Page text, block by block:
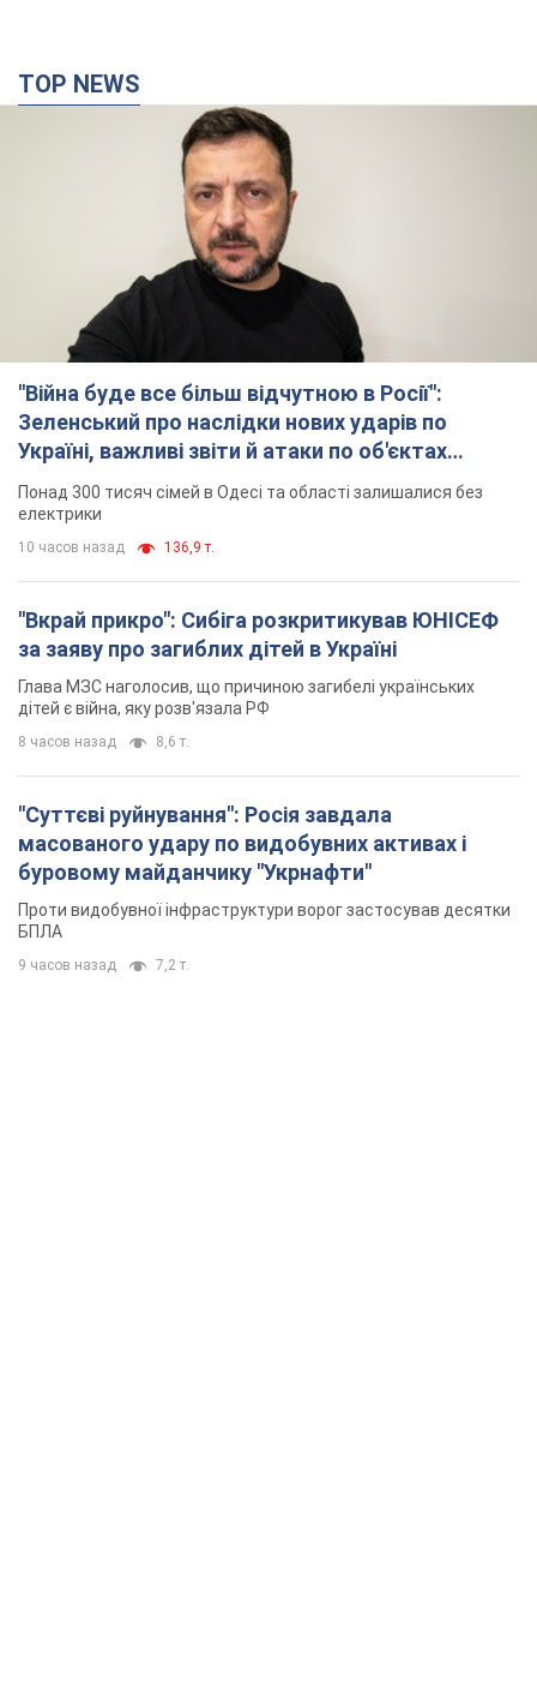
TOP NEWS
"Війна буде все більш відчутною в Росії":
Зеленський про наслідки нових ударів по
Україні, важливі звіти й атаки по об'єктах
ворога. Відео
Понад 300 тисяч сімей в Одесі та області залишалися без
електрики
10 часов назад 136,9 т.
"Вкрай прикро": Сибіга розкритикував ЮНІСЕФ
за заяву про загиблих дітей в Україні
Глава МЗС наголосив, що причиною загибелі українських
дітей є війна, яку розв'язала РФ
8 часов назад 8,6 т.
"Суттєві руйнування": Росія завдала
масованого удару по видобувних активах і
буровому майданчику "Укрнафти"
Проти видобувної інфраструктури ворог застосував десятки
БПЛА
9 часов назад 7,2 т.